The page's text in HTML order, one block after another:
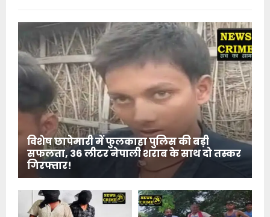
विशेष छापेमारी में फुलकाहा पुलिस की बड़ी
सफलता, 36 लीटर नेपाली शराब के साथ दो तस्कर
गिरफ्तार!